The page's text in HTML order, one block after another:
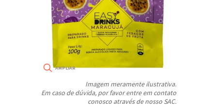
Imagem meramente ilustrativa.
Em caso de dúvida, por favor entre em contato
conosco através de nosso SAC.